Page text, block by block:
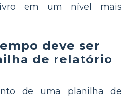
em um nível mais
deve ser
de relatório
de uma planilha de